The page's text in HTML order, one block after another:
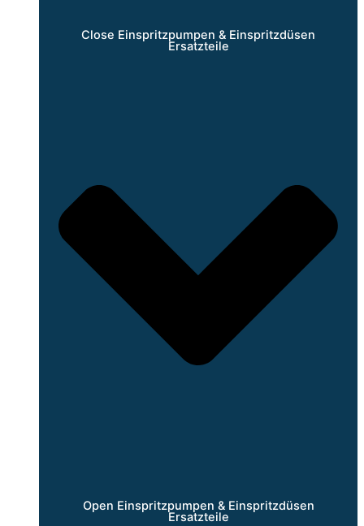
Close Einspritzpumpen & Einspritzdüsen
Ersatzteile
Open Einspritzpumpen & Einspritzdüsen
Ersatzteile